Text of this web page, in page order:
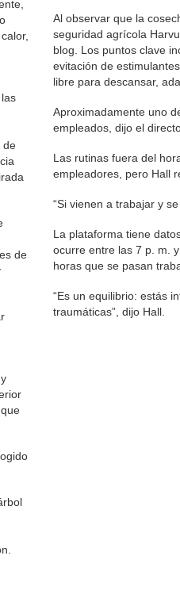
de
de
Al observar que la
seguridad agrícola
blog. Los puntos clave
evitación de
libre para descansar,
Aproximadamente uno
empleados, dijo el
Las rutinas fuera del
empleadores, pero Hall
“Si vienen a trabajar y
La plataforma tiene
ocurre entre las 7 p. m.
horas que se pasan
“Es un equilibrio: estás
traumáticas”, dijo Hall.